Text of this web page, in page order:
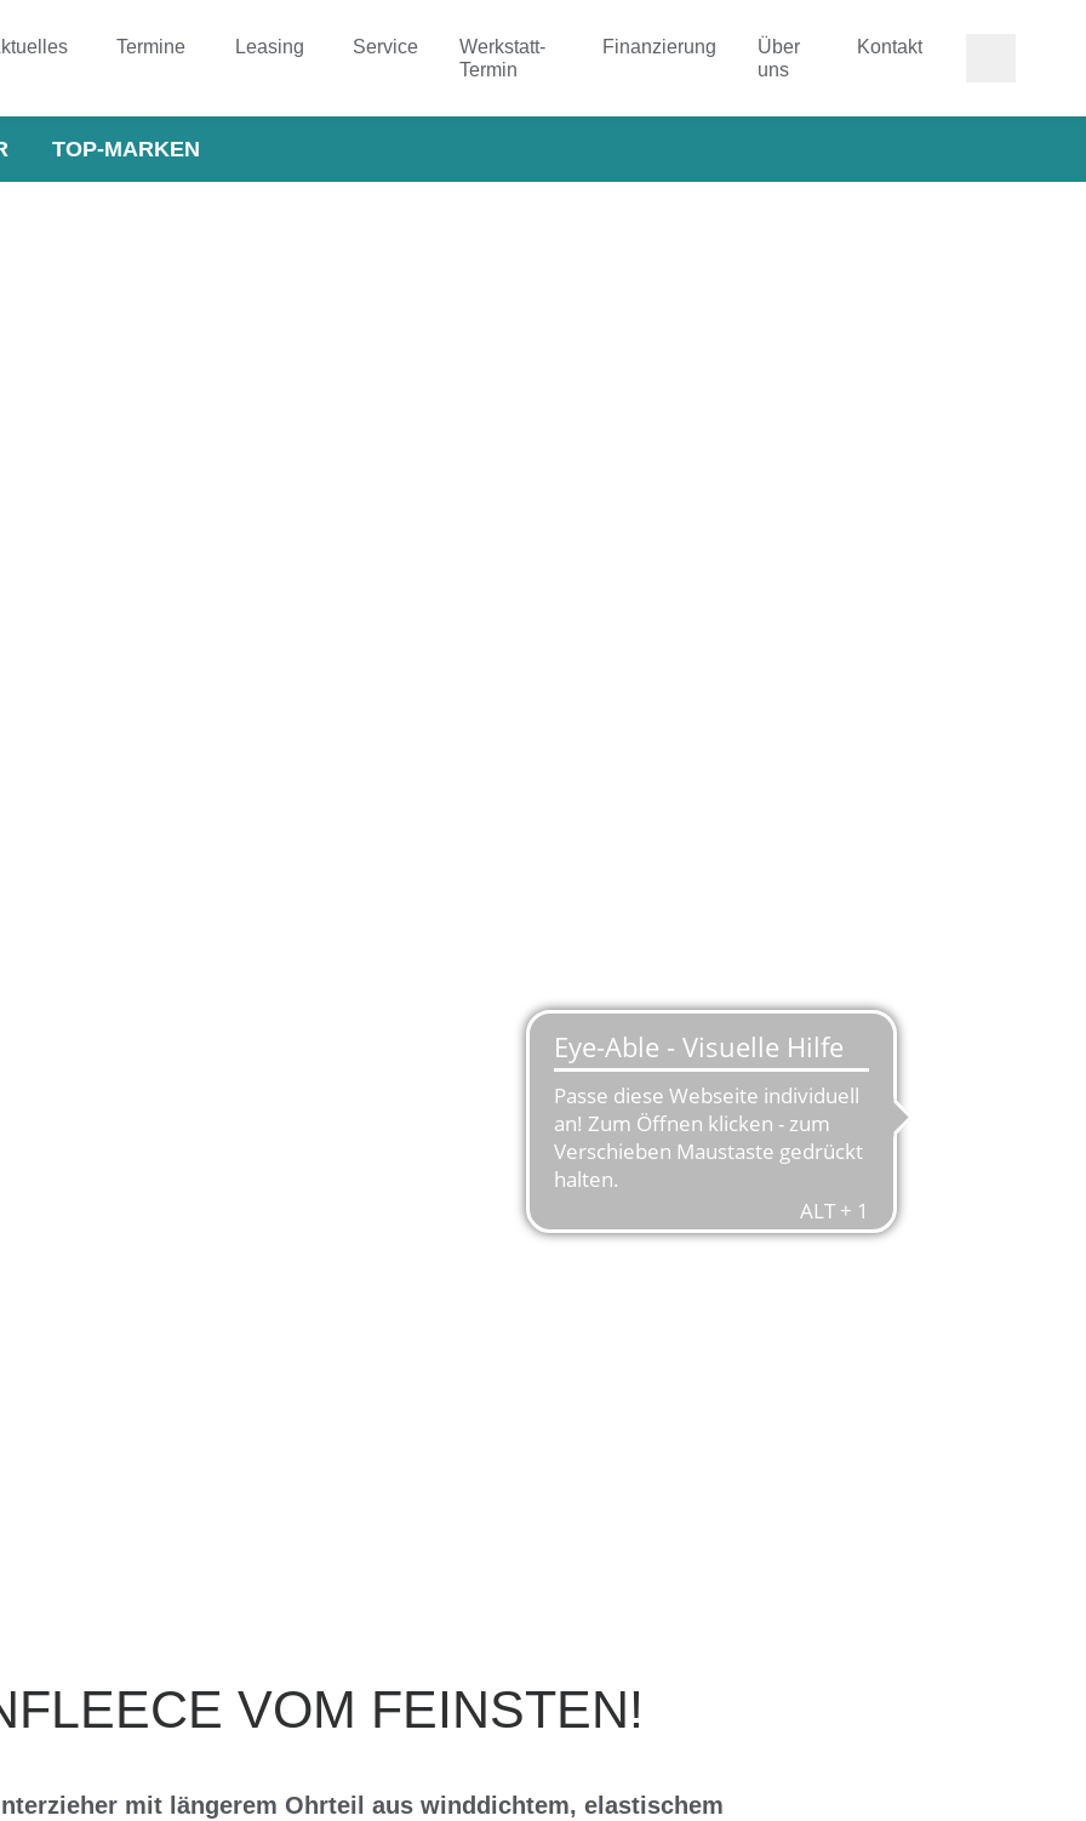
Termine Leasing Service
Werkstatt-
Termin
Finanzierung
Über
uns
Kontakt
TOP-MARKEN
VOM FEINSTEN!
mit längerem Ohrteil aus winddichtem, elastischem